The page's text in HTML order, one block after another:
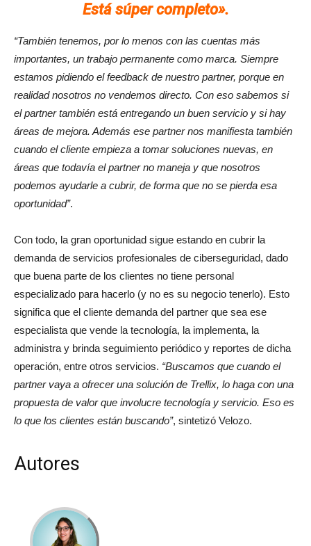
Está súper completo».
“También tenemos, por lo menos con las cuentas más
importantes, un trabajo permanente como marca. Siempre
estamos pidiendo el feedback de nuestro partner, porque en
realidad nosotros no vendemos directo. Con eso sabemos si
el partner también está entregando un buen servicio y si hay
áreas de mejora. Además ese partner nos manifiesta también
cuando el cliente empieza a tomar soluciones nuevas, en
áreas que todavía el partner no maneja y que nosotros
podemos ayudarle a cubrir, de forma que no se pierda esa
oportunidad”.
Con todo, la gran oportunidad sigue estando en cubrir la
demanda de servicios profesionales de ciberseguridad, dado
que buena parte de los clientes no tiene personal
especializado para hacerlo (y no es su negocio tenerlo). Esto
significa que el cliente demanda del partner que sea ese
especialista que vende la tecnología, la implementa, la
administra y brinda seguimiento periódico y reportes de dicha
operación, entre otros servicios. “Buscamos que cuando el
partner vaya a ofrecer una solución de Trellix, lo haga con una
propuesta de valor que involucre tecnología y servicio. Eso es
lo que los clientes están buscando”, sintetizó Velozo.
Autores